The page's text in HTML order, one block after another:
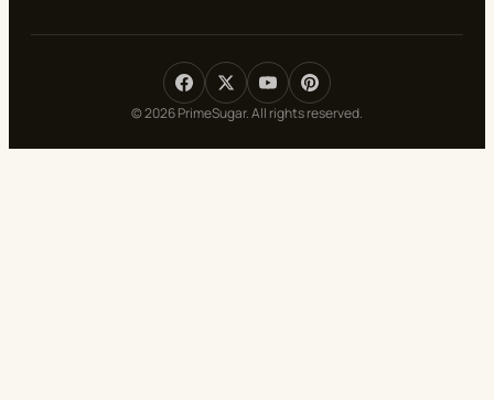
© 2026 PrimeSugar. All rights reserved.